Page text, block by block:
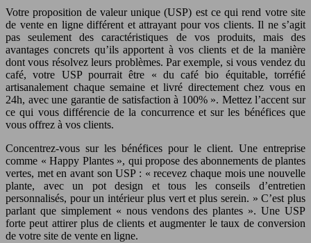
Votre proposition de valeur unique (USP) est ce qui rend votre site
de vente en ligne différent et attrayant pour vos clients. Il ne s’agit
pas seulement des caractéristiques de vos produits, mais des
avantages concrets qu’ils apportent à vos clients et de la manière
dont vous résolvez leurs problèmes. Par exemple, si vous vendez du
café, votre USP pourrait être « du café bio équitable, torréfié
artisanalement chaque semaine et livré directement chez vous en
24h, avec une garantie de satisfaction à 100% ». Mettez l’accent sur
ce qui vous différencie de la concurrence et sur les bénéfices que
vous offrez à vos clients.
Concentrez-vous sur les bénéfices pour le client. Une entreprise
comme « Happy Plantes », qui propose des abonnements de plantes
vertes, met en avant son USP : « recevez chaque mois une nouvelle
plante, avec un pot design et tous les conseils d’entretien
personnalisés, pour un intérieur plus vert et plus serein. » C’est plus
parlant que simplement « nous vendons des plantes ». Une USP
forte peut attirer plus de clients et augmenter le taux de conversion
de votre site de vente en ligne.